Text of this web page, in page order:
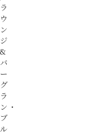
ラ
ウ
ン
ジ
&
バ
ー
グ
ラ
ン・
ブ
ル